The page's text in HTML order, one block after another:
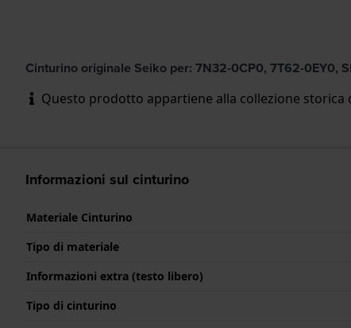
Cinturino originale Seiko per: 7N32-0CP0, 7T62-0EY0,
Questo prodotto appartiene alla collezione storica
Informazioni sul cinturino
Materiale Cinturino
Tipo di materiale
Informazioni extra (testo libero)
Tipo di cinturino